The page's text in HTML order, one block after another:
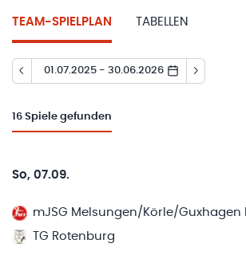
TEAM-SPIELPLAN TABELLEN
01.07.2025 - 30.06.2026
16 Spiele gefunden
So, 07.09.
mJSG Melsungen/Körle/Guxhagen II
TG Rotenburg